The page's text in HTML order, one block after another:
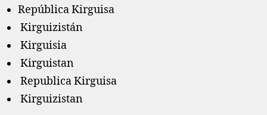
República Kirguisa
Kirguizistán
Kirguisia
Kirguistan
Republica Kirguisa
Kirguizistan